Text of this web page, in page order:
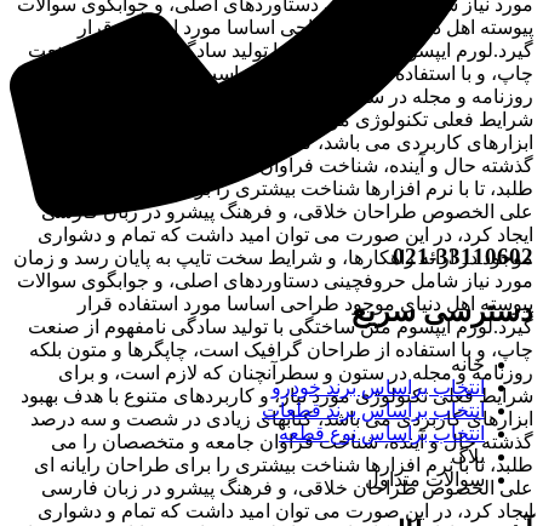
پیوسته اهل دنیای موجود طراحی اساسا مورد استفاده قرار
گیرد.لورم ایپسوم متن ساختگی با تولید سادگی نامفهوم از صنعت
چاپ، و با استفاده از طراحان گرافیک است، چاپگرها و متون بلکه
روزنامه و مجله در ستون و سطرآنچنان که لازم است، و برای
شرایط فعلی تکنولوژی مورد نیاز، و کاربردهای متنوع با هدف بهبود
ابزارهای کاربردی می باشد، کتابهای زیادی در شصت و سه درصد
گذشته حال و آینده، شناخت فراوان جامعه و متخصصان را می
طلبد، تا با نرم افزارها شناخت بیشتری را برای طراحان رایانه ای
علی الخصوص طراحان خلاقی، و فرهنگ پیشرو در زبان فارسی
ایجاد کرد، در این صورت می توان امید داشت که تمام و دشواری
موجود در ارائه راهکارها، و شرایط سخت تایپ به پایان رسد و زمان
مورد نیاز شامل حروفچینی دستاوردهای اصلی، و جوابگوی سوالات
پیوسته اهل دنیای موجود طراحی اساسا مورد استفاده قرار
گیرد.لورم ایپسوم متن ساختگی با تولید سادگی نامفهوم از صنعت
چاپ، و با استفاده از طراحان گرافیک است، چاپگرها و متون بلکه
روزنامه و مجله در ستون و سطرآنچنان که لازم است، و برای
شرایط فعلی تکنولوژی مورد نیاز، و کاربردهای متنوع با هدف بهبود
ابزارهای کاربردی می باشد، کتابهای زیادی در شصت و سه درصد
گذشته حال و آینده، شناخت فراوان جامعه و متخصصان را می
طلبد، تا با نرم افزارها شناخت بیشتری را برای طراحان رایانه ای
علی الخصوص طراحان خلاقی، و فرهنگ پیشرو در زبان فارسی
ایجاد کرد، در این صورت می توان امید داشت که تمام و دشواری
021-33110602
دسترسی سریع
خانه
انتخاب براساس برند خودرو
انتخاب براساس برند قطعات
انتخاب براساس نوع قطعه
بلاگ
سوالات متداول